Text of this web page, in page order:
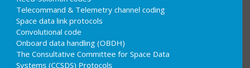
Telecommand & Telemetry channel coding
Space data link protocols
Convolutional code
Onboard data handling (OBDH)
The Consultative Committee for Space Data
Systems (CCSDS) Protocols